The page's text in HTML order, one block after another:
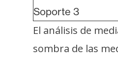
Soporte 3
El análisis de
sombra de las